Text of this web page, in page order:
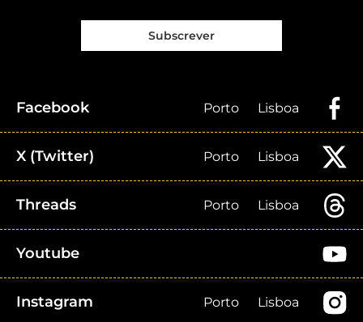
Subscrever
Facebook Porto Lisboa
X (Twitter) Porto Lisboa
Threads Porto Lisboa
Youtube
Instagram Porto Lisboa